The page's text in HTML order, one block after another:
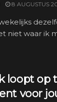
8 AUGUSTUS
niet waar ik
loopt op
voor